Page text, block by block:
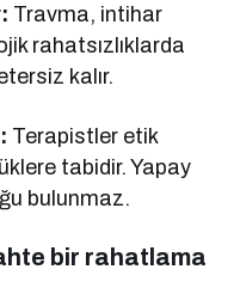
Travma, intihar
rahatsızlıklarda
kalır.
Terapistler etik
tabidir. Yapay
bulunmaz.
bir rahatlama